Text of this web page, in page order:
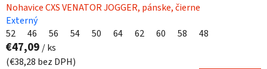
Nohavice CXS VENATOR JOGGER, pánske, čierne
Externý
52
46 56 54 50 64 62 60 58 48
€47,09 / ks
(€38,28 bez DPH)